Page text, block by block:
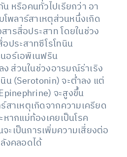
หรือคนทั่วไปเรียกว่า อา
โพลาร์สาเหตุส่วนหนึ่งเกิด
รสื่อประสาท โดยในช่วง
ประสาทซีโรโทนิน
อร์เอพิเนฟริน
ส่วนในช่วงอารมณ์ร่าเริง
น (Serotonin) จะต่ำลง แต่
จะสูงขึ้น
สาเหตุเกิดจากความเครียด
ากแม่ท้องเคยเป็นโรค
เป็นการเพิ่มความเสี่ยงต่อ
งคลอดได้